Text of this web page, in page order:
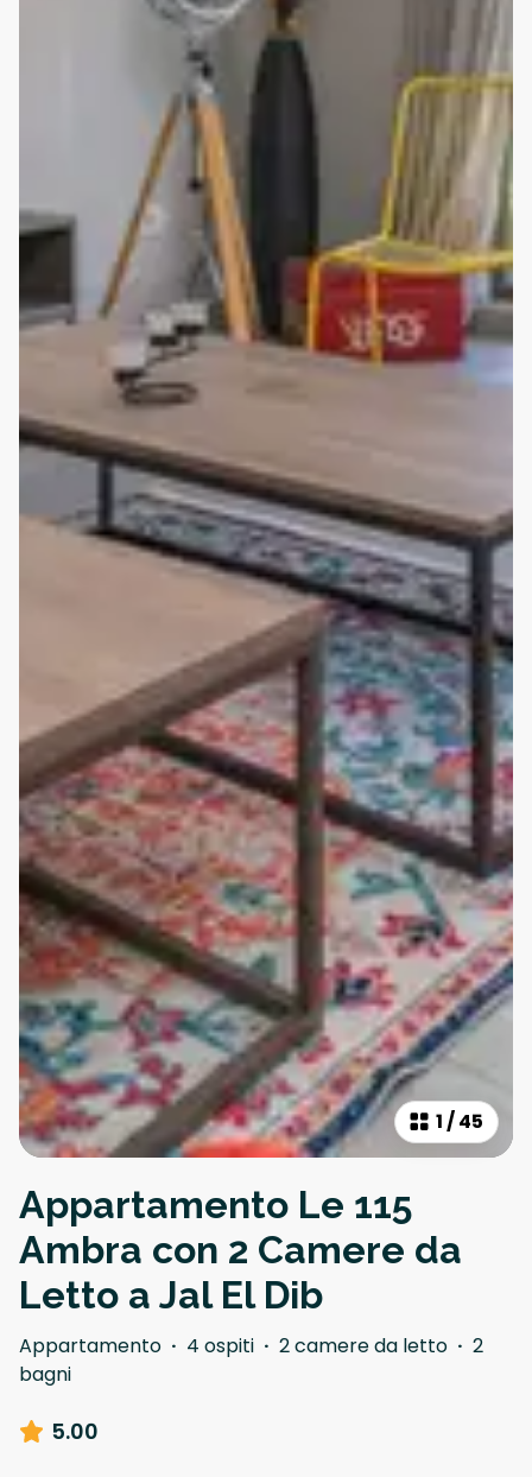
1 /45
Appartamento Le 115
Ambra con 2 Camere da
Letto a Jal El Dib
Appartamento · 4 ospiti · 2 camere da letto · 2
bagni
5.00